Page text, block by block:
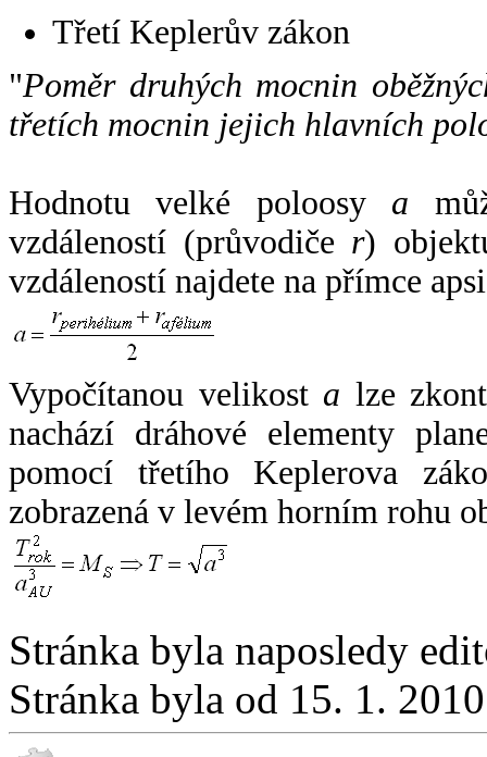
Třetí Keplerův zákon
"Poměr druhých mocnin
třetích mocnin jejich hlavních
Hodnotu velké poloosy a
vzdáleností (průvodiče r)
vzdáleností najdete na přímce
Vypočítanou velikost a lze
nachází dráhové elementy
pomocí třetího Keplerova
zobrazená v levém horním rohu
Stránka byla naposledy
Stránka byla od 15. 1.